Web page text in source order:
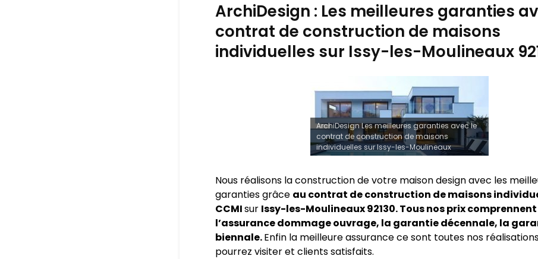
ArchiDesign : Les meilleures garanties
contrat de construction de maisons
individuelles sur Issy-les-Moulineaux
ArchiDesign Les meilleures garanties avec le
contrat de construction de maisons
individuelles sur Issy-les-Moulineaux
Nous réalisons la construction de votre maison design avec les
garanties grâce au contrat de construction de maisons
CCMIsur Issy-les-Moulineaux 92130. Tous nos prix
l’assurance dommage ouvrage, la garantie décennale, la
biennale.Enfin la meilleure assurance ce sont toutes nos
pourrez visiter et clients satisfaits.